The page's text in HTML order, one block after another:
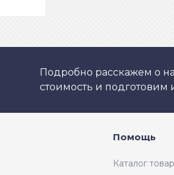
Подробно расскажем о
стоимость и
Помощь
Каталог